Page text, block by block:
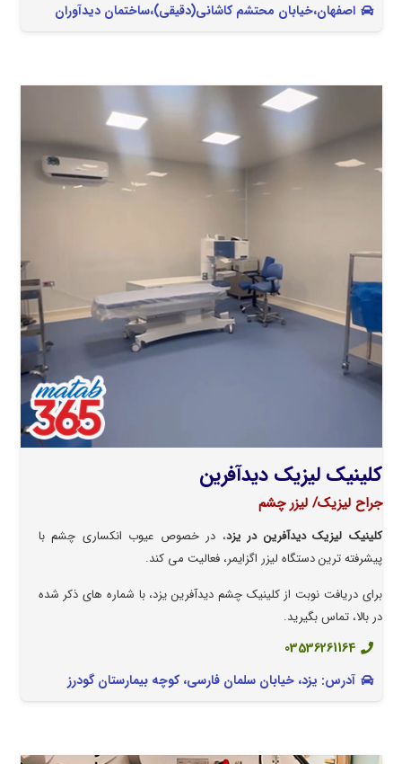
اصفهان،خیابان محتشم کاشانی(دقیقی)،ساختمان دیدآوران
کلینیک لیزیک دیدآفرین
جراح لیزیک/ لیزر چشم
کلینیک لیزیک دیدآفرین در یزد، در خصوص عیوب انکساری چشم با
پیشرفته ترین دستگاه لیزر اگزایمر، فعالیت می کند.
برای دریافت نوبت از کلینیک چشم دیدآفرین یزد، با شماره های ذکر شده
در بالا، تماس بگیرید.
03536261164
آدرس: یزد، خیابان سلمان فارسی، کوچه بیمارستان گودرز